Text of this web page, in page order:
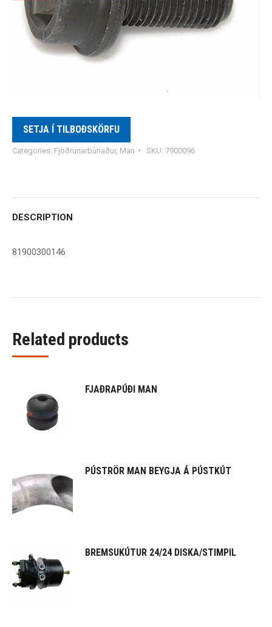
SETJA Í TILBOÐSKÖRFU
Categories: Fjöðrunarbúnaður, Man SKU: 7900096
DESCRIPTION
81900300146
Related products
FJAÐRAPÚÐI MAN
PÚSTRÖR MAN BEYGJA Á PÚSTKÚT
BREMSUKÚTUR 24/24 DISKA/STIMPIL